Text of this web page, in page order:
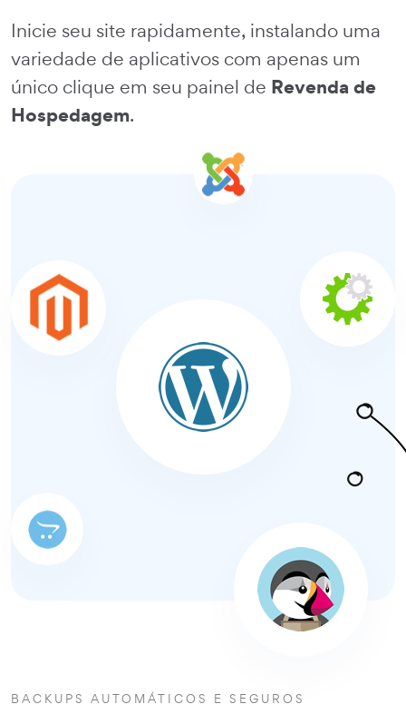
Inicie seu site rapidamente, instalando uma
variedade de aplicativos com apenas um
único clique em seu painel de Revenda de
Hospedagem.
BACKUPS AUTOMÁTICOS E SEGUROS